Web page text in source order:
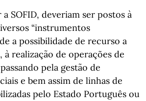
a SOFID, deveriam ser postos à
“instrumentos
a possibilidade de recurso a
realização de operações de
pela gestão de
e bem assim de linhas de
pelo Estado Português ou